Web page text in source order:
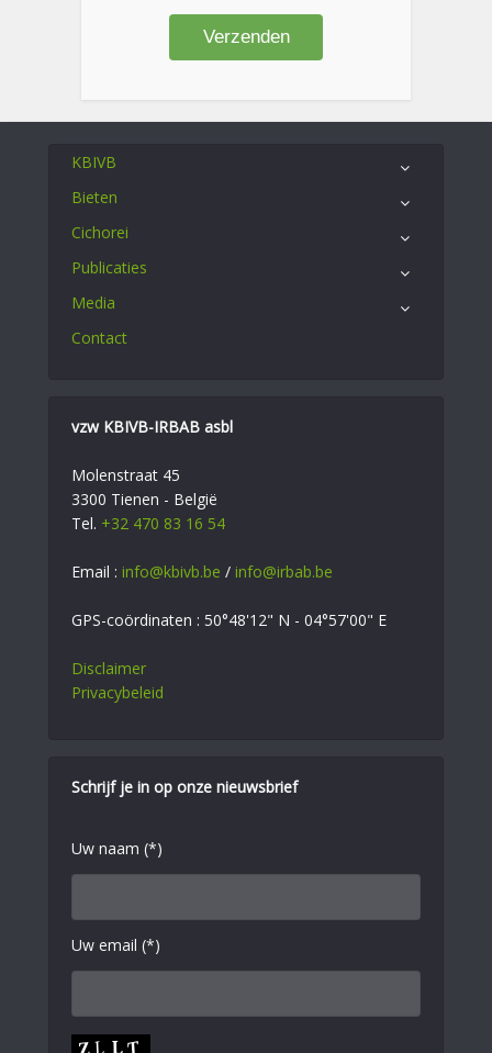
KBIVB
Bieten
Cichorei
Publicaties
Media
Contact
vzw KBIVB-IRBAB asbl
Molenstraat 45
3300 Tienen - België
Tel. +32 470 83 16 54
Email : info@kbivb.be / info@irbab.be
GPS-coördinaten : 50°48'12" N - 04°57'00" E
Disclaimer
Privacybeleid
Schrijf je in op onze nieuwsbrief
Uw naam (*)
Uw email (*)